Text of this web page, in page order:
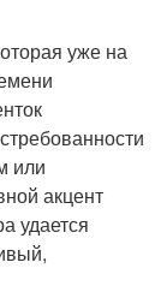
уже на
или
акцент
удается